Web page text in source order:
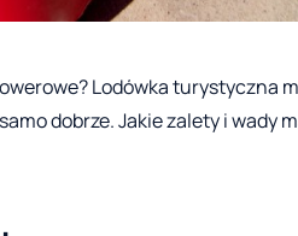
Lodówka turystyczna
dobrze. Jakie zalety i wady